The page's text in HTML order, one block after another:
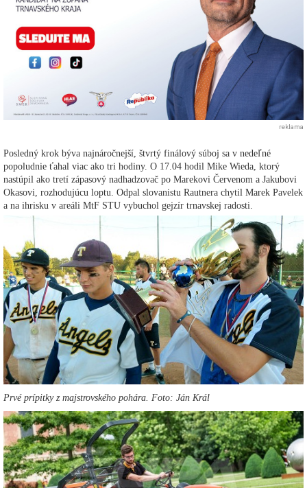
reklama
Posledný krok býva najnáročnejší, štvrtý finálový súboj sa v nedeľné
popoludnie ťahal viac ako tri hodiny. O 17.04 hodil Mike Wieda, ktorý
nastúpil ako tretí zápasový nadhadzovač po Marekovi Červenom a Jakubovi
Okasovi, rozhodujúcu loptu. Odpal slovanistu Rautnera chytil Marek Pavelek
a na ihrisku v areáli MtF STU vybuchol gejzír trnavskej radosti.
Prvé prípitky z majstrovského pohára. Foto: Ján Král